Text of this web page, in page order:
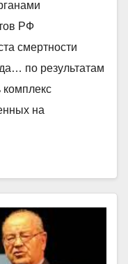
РФ
смертности
по результатам
комплекс
на